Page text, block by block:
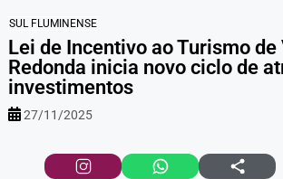
SUL FLUMINENSE
Lei de Incentivo ao Turismo de
Redonda inicia novo ciclo de
investimentos
27/11/2025